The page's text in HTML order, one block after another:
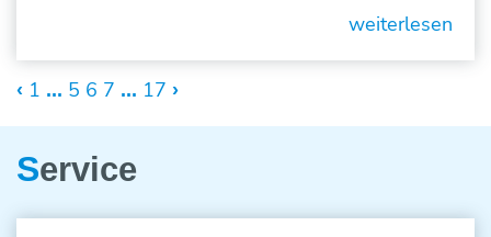
weiterlesen
‹ 1 ... 5 6 7 ... 17 ›
Service